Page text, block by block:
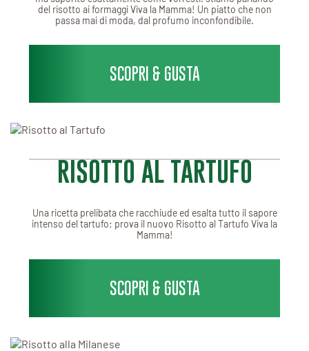
del risotto ai formaggi Viva la Mamma! Un piatto che non
passa mai di moda, dal profumo inconfondibile.
SCOPRI & GUSTA
RISOTTO AL TARTUFO
Una ricetta prelibata che racchiude ed esalta tutto il sapore
intenso del tartufo: prova il nuovo Risotto al Tartufo Viva la
Mamma!
SCOPRI & GUSTA